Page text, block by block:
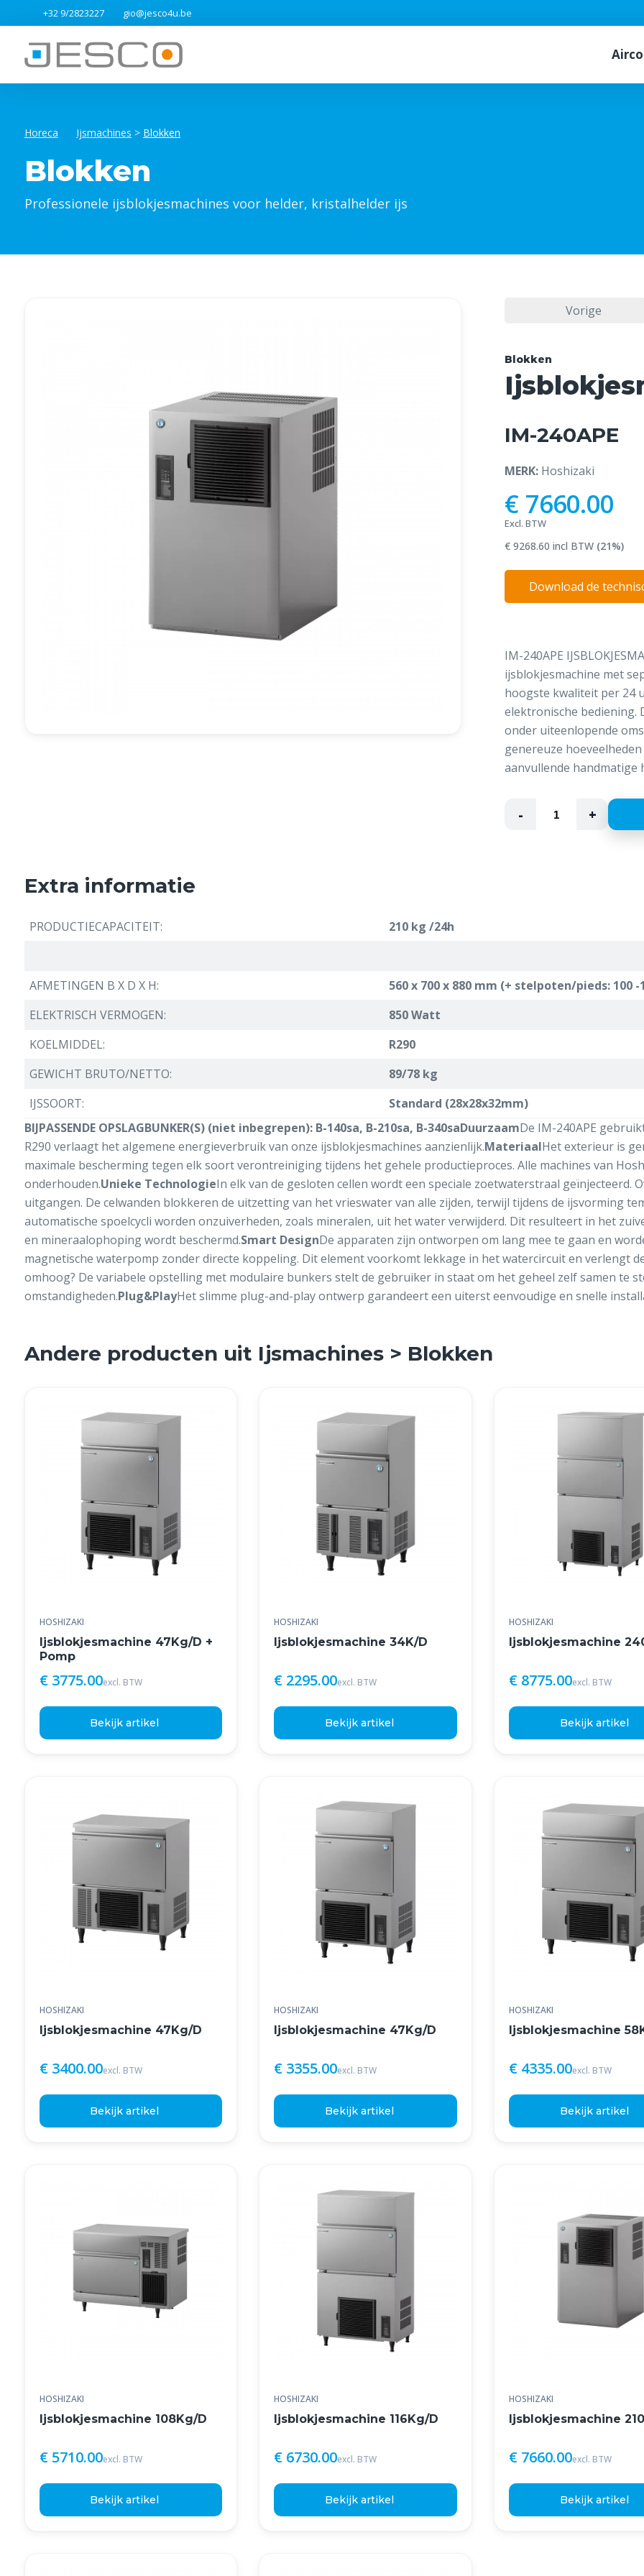
+32 9/2823227 gio@jesco4u.be
Airco
Horeca Ijsmachines > Blokken
Blokken
Professionele ijsblokjesmachines voor helder, kristalhelder ijs
Vorige
Blokken
IM-240APE
MERK: Hoshizaki
€ 7660.00
Excl. BTW
€ 9268.60 incl BTW (21%)
Download de
IM-240APE
ijsblokjesmachine met
hoogste kwaliteit per 24
elektronische bediening.
onder uiteenlopende
genereuze
aanvullende handmatige
- +
Extra informatie
PRODUCTIECAPACITEIT: 210 kg /24h
AFMETINGEN B X D X H:
560 x 700 x 880 mm (+ stelpoten/pieds: 100 -
ELEKTRISCH VERMOGEN:
850 Watt
KOELMIDDEL:
R290
GEWICHT BRUTO/NETTO:
89/78 kg
IJSSOORT:
Standard (28x28x32mm)
BIJPASSENDE OPSLAGBUNKER(S) (niet inbegrepen): B-140sa, B-210sa, B-340saDuurzaamDe IM-240APE
R290 verlaagt het algemene energieverbruik van onze ijsblokjesmachines aanzienlijk.MateriaalHet exterieur is
maximale bescherming tegen elk soort verontreiniging tijdens het gehele productieproces. Alle machines van
onderhouden.Unieke TechnologieIn elk van de gesloten cellen wordt een speciale zoetwaterstraal geïnjecteerd.
uitgangen. De celwanden blokkeren de uitzetting van het vrieswater van alle zijden, terwijl tijdens de ijsvorming
automatische spoelcycli worden onzuiverheden, zoals mineralen, uit het water verwijderd. Dit resulteert in het
en mineraalophoping wordt beschermd.Smart DesignDe apparaten zijn ontworpen om lang mee te gaan en
magnetische waterpomp zonder directe koppeling. Dit element voorkomt lekkage in het watercircuit en verlengt
omhoog? De variabele opstelling met modulaire bunkers stelt de gebruiker in staat om het geheel zelf samen te
omstandigheden.Plug&PlayHet slimme plug-and-play ontwerp garandeert een uiterst eenvoudige en snelle
Andere producten uit Ijsmachines > Blokken
HOSHIZAKI
Ijsblokjesmachine 47Kg/D +
Pomp
€ 3775.00excl. BTW
Bekijk artikel
HOSHIZAKI
Ijsblokjesmachine 34K/D
€ 2295.00excl. BTW
Bekijk artikel
HOSHIZAKI
Ijsblokjesmachine
€ 8775.00excl. BTW
Bekijk artikel
HOSHIZAKI
Ijsblokjesmachine 47Kg/D
€ 3400.00excl. BTW
Bekijk artikel
HOSHIZAKI
Ijsblokjesmachine 47Kg/D
€ 3355.00excl. BTW
Bekijk artikel
HOSHIZAKI
Ijsblokjesmachine
€ 4335.00excl. BTW
Bekijk artikel
HOSHIZAKI
Ijsblokjesmachine 108Kg/D
€ 5710.00excl. BTW
Bekijk artikel
HOSHIZAKI
Ijsblokjesmachine 116Kg/D
€ 6730.00excl. BTW
Bekijk artikel
HOSHIZAKI
Ijsblokjesmachine
€ 7660.00excl. BTW
Bekijk artikel